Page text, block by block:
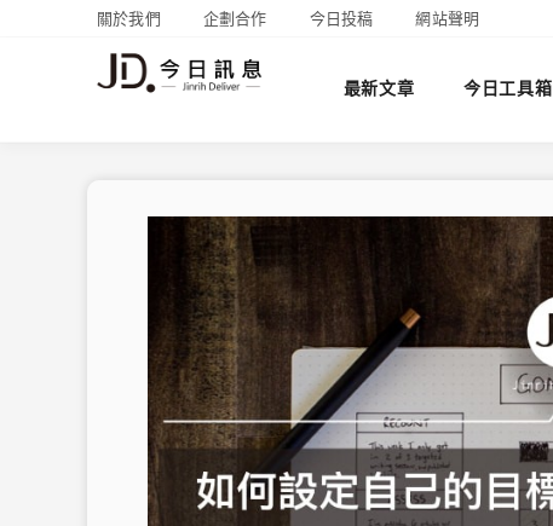
關於我們 企劃合作 今日投稿 網站聲明
最新文章 今日工具箱